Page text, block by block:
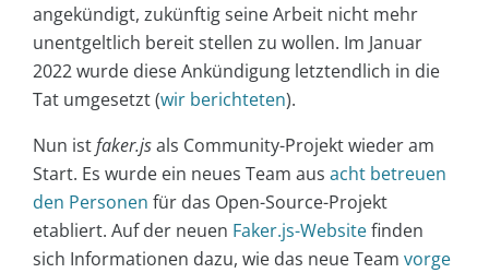
angekündigt, zukünftig seine Arbeit nicht mehr
unentgeltlich bereit stellen zu wollen. Im Januar
2022 wurde diese Ankündigung letztendlich in die
Tat umgesetzt (wir berichteten).
Nun istfaker.jsals Community-Projekt wieder am
Start. Es wurde ein neues Team aus acht betreuen
den Personen für das Open-Source-Projekt
etabliert. Auf der neuen Faker.js-Websitefinden
sich Informationen dazu, wie das neue Team vorge